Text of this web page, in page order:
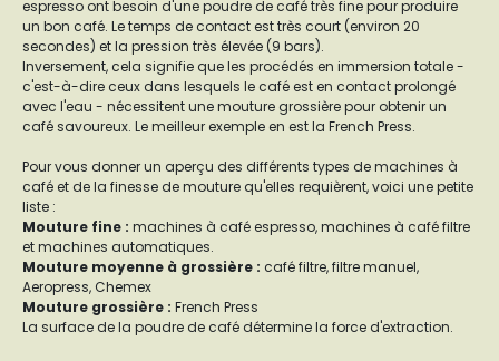
espresso ont besoin d'une poudre de café très fine pour produire
un bon café. Le temps de contact est très court (environ 20
secondes) et la pression très élevée (9 bars).
Inversement, cela signifie que les procédés en immersion totale -
c'est-à-dire ceux dans lesquels le café est en contact prolongé
avec l'eau - nécessitent une mouture grossière pour obtenir un
café savoureux. Le meilleur exemple en est la French Press.
Pour vous donner un aperçu des différents types de machines à
café et de la finesse de mouture qu'elles requièrent, voici une petite
liste :
Mouture fine : machines à café espresso, machines à café filtre
et machines automatiques.
Mouture moyenne à grossière : café filtre, filtre manuel,
Aeropress, Chemex
Mouture grossière : French Press
La surface de la poudre de café détermine la force d'extraction.